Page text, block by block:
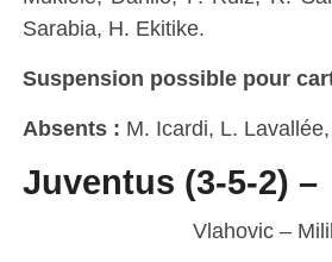
Sarabia, H. Ekitike.
Suspension possible pour
Absents : M. Icardi, L.
Juventus (3-5-2) –
Vlahovic –